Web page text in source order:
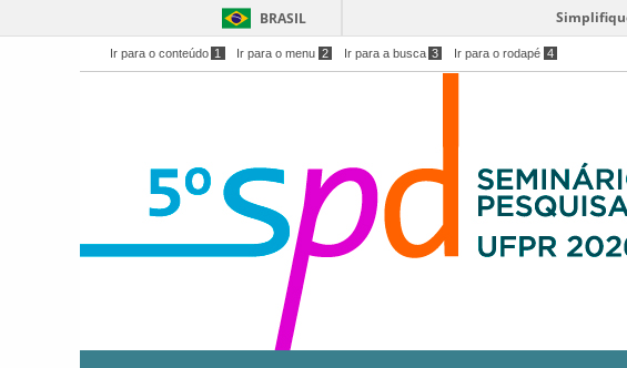
BRASIL
Ir para o conteúdo 1 Ir para o menu 2 Ir para a busca 3 Ir para o rodapé 4